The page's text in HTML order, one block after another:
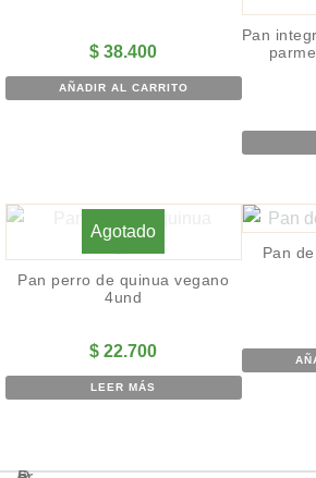
$ 38.400
AÑADIR AL CARRITO
Pan
Agotado
Pan perro de quinua vegano
4und
$ 22.700
LEER MÁS
Pan